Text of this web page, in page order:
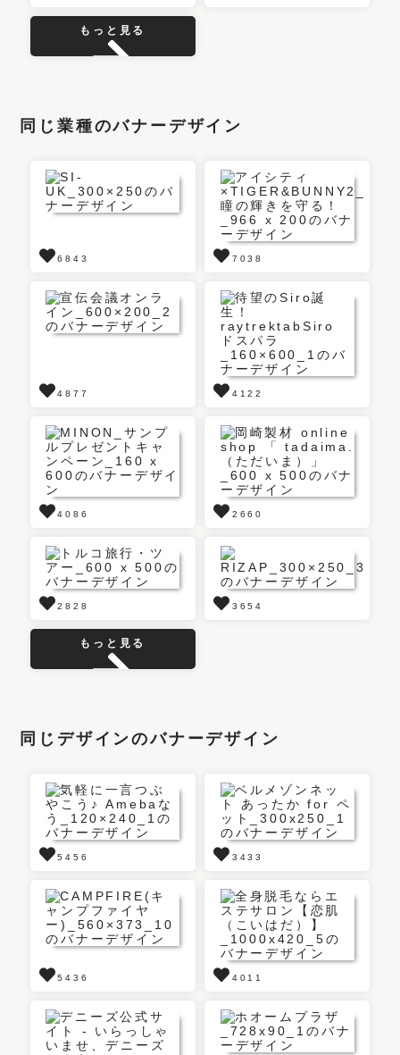
もっと見る
同じ業種のバナーデザイン
6843 7038
4877 4122
4086 2660
2828 3654
もっと見る
同じデザインのバナーデザイン
5456 3433
5436 4011